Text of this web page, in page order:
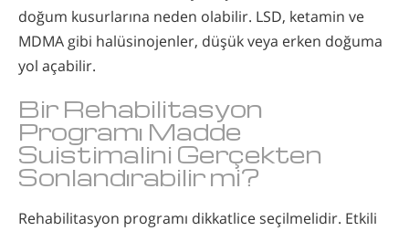
doğum kusurlarına neden olabilir. LSD, ketamin ve
MDMA gibi halüsinojenler, düşük veya erken doğuma
yol açabilir.
Bir Rehabilitasyon
Programı Madde
Suistimalini Gerçekten
Sonlandırabilir mi?
Rehabilitasyon programı dikkatlice seçilmelidir. Etkili